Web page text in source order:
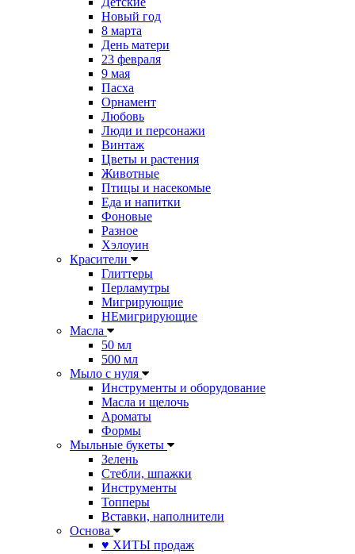
Новый год
8 марта
День матери
23 февраля
9 мая
Пасха
Орнамент
Любовь
Люди и персонажи
Винтаж
Цветы и растения
Животные
Птицы и насекомые
Еда и напитки
Фоновые
Разное
Хэлоуин
Красители
Глиттеры
Перламутры
Мигрирующие
НЕмигрирующие
Масла
50 мл
500 мл
Мыло с нуля
Инструменты и оборудование
Масла и щелочь
Ароматы
Формы
Мыльные букеты
Зелень
Стебли, шпажки
Инструменты
Топперы
Вставки, наполнители
Основа
♥ ХИТЫ продаж